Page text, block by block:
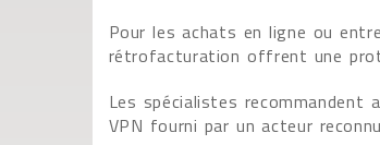
Pour les achats en ligne ou
rétrofacturation offrent une
Les spécialistes recommandent
VPN fourni par un acteur